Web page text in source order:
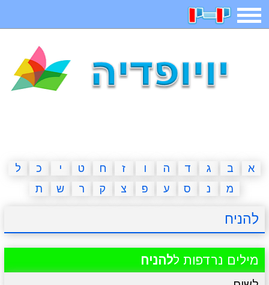
תפריט
איש תלוי מדריכים פוקימון גו מצא הבדלים
יצירה משחקי בנות אשליות חדשות
א ב ג ד ה ו ז ח ט י כ
ל
מ
נ ס ע פ צ ק ר ש ת
להניח
מילים נרדפות ללהניח